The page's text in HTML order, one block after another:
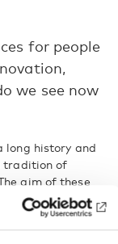
for people
we see now
long history and
tradition of
aim of these
networking